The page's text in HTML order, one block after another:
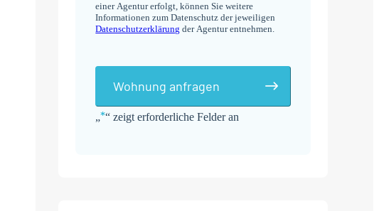
„*“ zeigt erforderliche Felder an
einer Agentur erfolgt, können Sie weitere
Informationen zum Datenschutz der jeweiligen
Datenschutzerklärung der Agentur entnehmen.
Wohnung anfragen